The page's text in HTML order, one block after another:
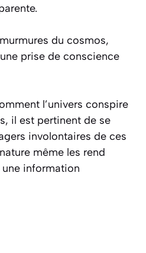
du cosmos,
prise de conscience
l’univers conspire
il est pertinent de se
involontaires de ces
même les rend
information